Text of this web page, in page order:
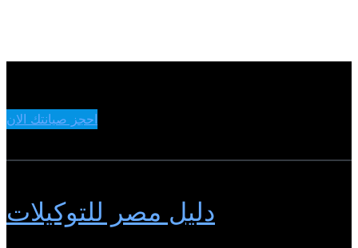
احجز صيانتك الان
دليل مصر للتوكيلات